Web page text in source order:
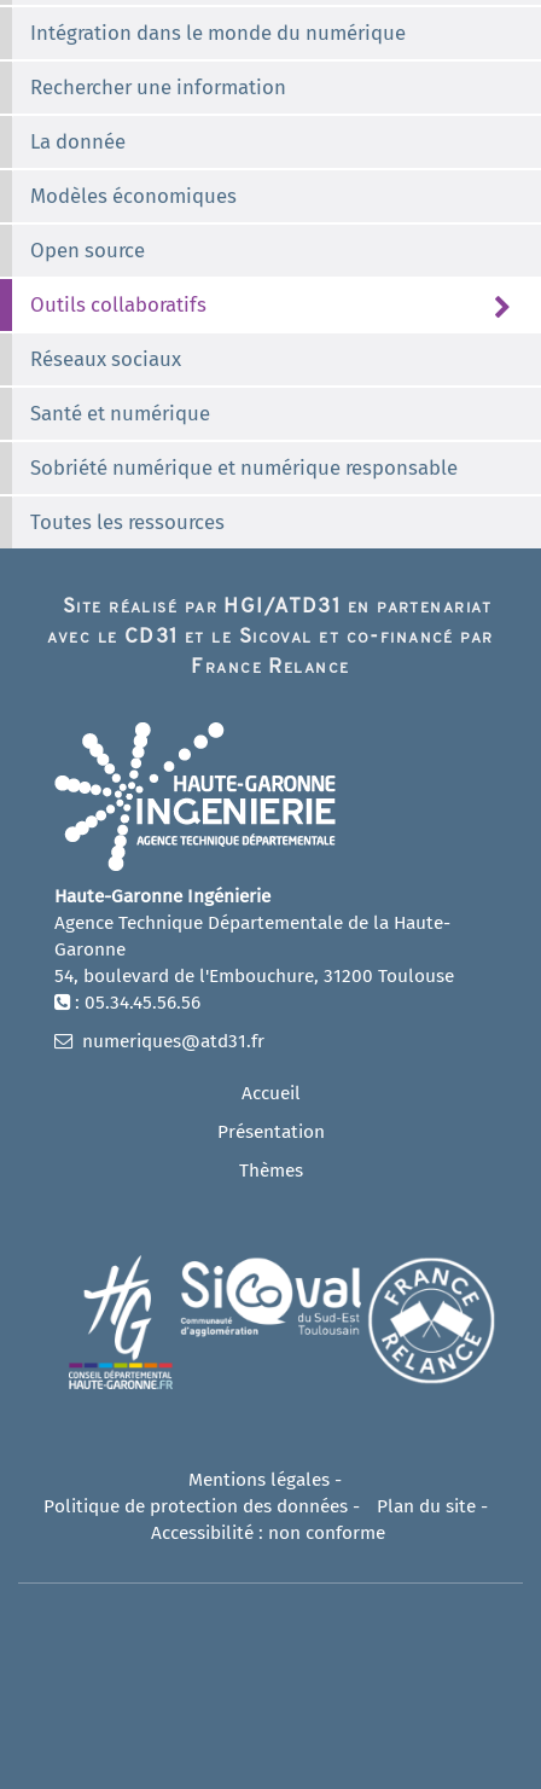
Intégration dans le monde du numérique
Rechercher une information
La donnée
Modèles économiques
Open source
Outils collaboratifs
Réseaux sociaux
Santé et numérique
Sobriété numérique et numérique responsable
Toutes les ressources
Site réalisé par HGI/ATD31 en partenariat
avec le CD31 et le Sicoval et co-financé par
France Relance
Haute-Garonne Ingénierie
Agence Technique Départementale de la Haute-
Garonne
54, boulevard de l'Embouchure, 31200 Toulouse
: 05.34.45.56.56
numeriques@atd31.fr
Accueil
Présentation
Thèmes
Mentions légales -
Politique de protection des données- Plan du site-
Accessibilité : non conforme